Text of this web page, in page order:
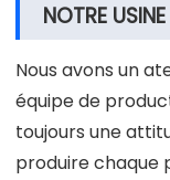
NOTRE USINE
Nous avons un
équipe de
toujours une
produire chaque